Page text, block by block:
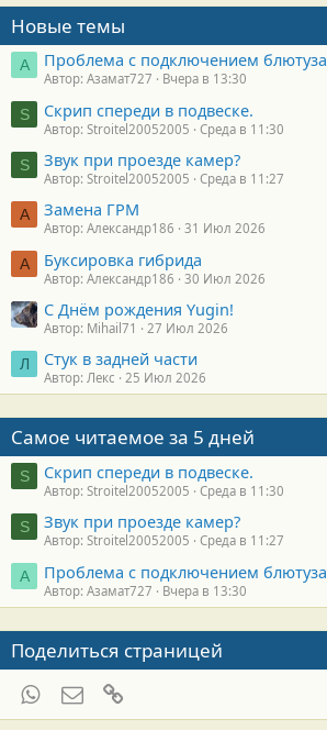
Новые темы
А Проблема с подключением блютуза
Автор: Азамат727 Вчера в 13:30
S Скрип спереди в подвеске.
Автор: Stroitel20052005 Среда в 11:30
S Звук при проезде камер?
Автор: Stroitel20052005 Среда в 11:27
А Замена ГРМ
Автор: Александр186 31 Июл 2026
А Буксировка гибрида
Автор: Александр186 30 Июл 2026
С Днём рождения Yugin!
Автор: Mihail71 27 Июл 2026
Л Стук в задней части
Автор: Лекс 25 Июл 2026
Самое читаемое за 5 дней
S Скрип спереди в подвеске.
Автор: Stroitel20052005 Среда в 11:30
S Звук при проезде камер?
Автор: Stroitel20052005 Среда в 11:27
А Проблема с подключением блютуза
Автор: Азамат727 Вчера в 13:30
Поделиться страницей
WhatsAppЭлектронная почта